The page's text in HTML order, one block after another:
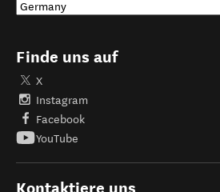
Finde uns auf
X
Instagram
Facebook
YouTube